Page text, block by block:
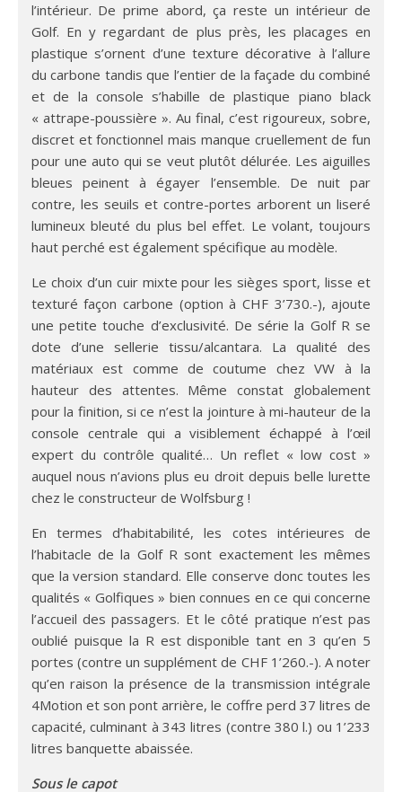
l’intérieur. De prime abord, ça reste un intérieur de
Golf. En y regardant de plus près, les placages en
plastique s’ornent d’une texture décorative à l’allure
du carbone tandis que l’entier de la façade du combiné
et de la console s’habille de plastique piano black
« attrape-poussière ». Au final, c’est rigoureux, sobre,
discret et fonctionnel mais manque cruellement de fun
pour une auto qui se veut plutôt délurée. Les aiguilles
bleues peinent à égayer l’ensemble. De nuit par
contre, les seuils et contre-portes arborent un liseré
lumineux bleuté du plus bel effet. Le volant, toujours
haut perché est également spécifique au modèle.
Le choix d’un cuir mixte pour les sièges sport, lisse et
texturé façon carbone (option à CHF 3’730.-), ajoute
une petite touche d’exclusivité. De série la Golf R se
dote d’une sellerie tissu/alcantara. La qualité des
matériaux est comme de coutume chez VW à la
hauteur des attentes. Même constat globalement
pour la finition, si ce n’est la jointure à mi-hauteur de la
console centrale qui a visiblement échappé à l’œil
expert du contrôle qualité… Un reflet « low cost »
auquel nous n’avions plus eu droit depuis belle lurette
chez le constructeur de Wolfsburg !
En termes d’habitabilité, les cotes intérieures de
l’habitacle de la Golf R sont exactement les mêmes
que la version standard. Elle conserve donc toutes les
qualités « Golfiques » bien connues en ce qui concerne
l’accueil des passagers. Et le côté pratique n’est pas
oublié puisque la R est disponible tant en 3 qu’en 5
portes (contre un supplément de CHF 1’260.-). A noter
qu’en raison la présence de la transmission intégrale
4Motion et son pont arrière, le coffre perd 37 litres de
capacité, culminant à 343 litres (contre 380 l.) ou 1’233
litres banquette abaissée.
Sous le capot